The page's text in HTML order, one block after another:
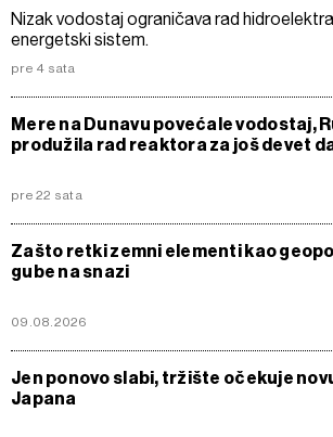
Nizak vodostaj ograničava rad
energetski sistem.
pre 4 sata
Mere na Dunavu povećale vodostaj,
produžila rad reaktora za još devet
pre 22 sata
Zašto retki zemni elementi kao
gube na snazi
09.08.2026
Jen ponovo slabi, tržište očekuje
Japana